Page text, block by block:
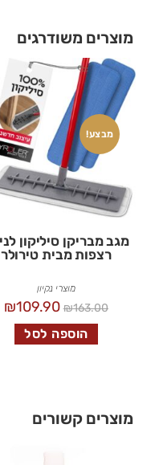
מוצרים משודרגים
מבצע!
מגב מבריקן סיליקון
רצפות מבית טירולר
מוצרי נקיון
₪163.00
₪109.90
הוספה לסל
מוצרים קשורים